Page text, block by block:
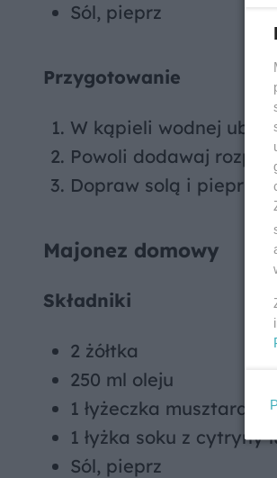
Sól, pieprz
Przygotowanie
W kąpieli wodnej ubij
Powoli dodawaj
Dopraw solą i
Majonez domowy
Składniki
2 żółtka
250 ml oleju
1 łyżeczka musztardy
1 łyżka soku z cytryny
Sól, pieprz